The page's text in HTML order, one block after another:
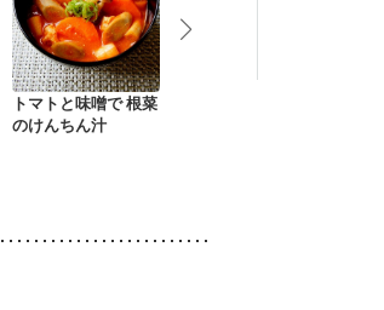
トマトと味噌で 根菜
のけんちん汁